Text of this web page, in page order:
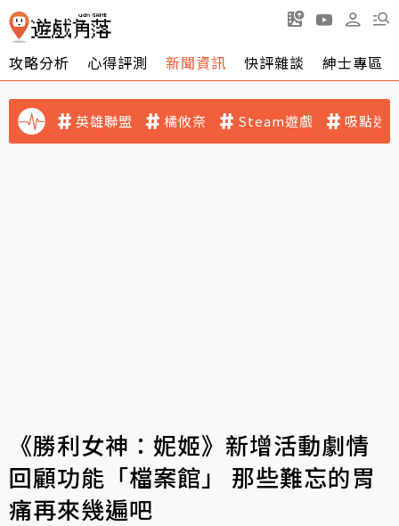
攻略分析 心得評測 新聞資訊 快評雜談 紳士專區
英雄聯盟 橘攸奈 Steam遊戲 吸點迷
《勝利女神：妮姬》新增活動劇情
回顧功能「檔案館」 那些難忘的胃
痛再來幾遍吧